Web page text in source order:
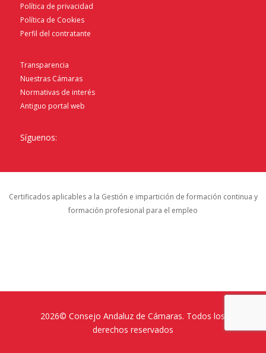
Política de privacidad
Política de Cookies
Perfil del contratante
Transparencia
Nuestras Cámaras
Normativas de interés
Antiguo portal web
Síguenos:
Certificados aplicables a la Gestión e impartición de formación continua y
formación profesional para el empleo
2026© Consejo Andaluz de Cámaras. Todos los
derechos reservados